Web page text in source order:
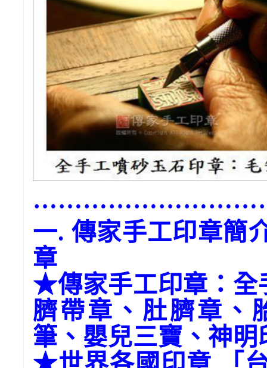
一. 傳家手工印章簡
章
★傳家手工印章：全
臍帶章、肚臍章、
筆、嬰兒三寶、神